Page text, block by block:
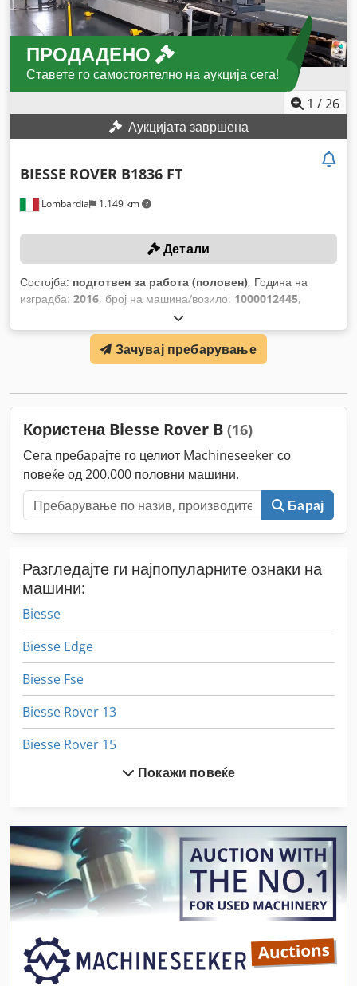
ПРОДАДЕНО
Ставете го самостоятелно на аукција сега!
1 /26
Аукцијата завршена
Lombardia 1.149 km
BIESSE ROVER B1836 FT
Детали
Состојба: подготвен за работа (половен), Година на
изградба: 2016, број на машина/возило: 1000012445,
целосно функционален
движење на Х-оската:3.600 мм, движење по оската Y:1.800
, вкупна тежина:4.000 кг ,
Зачувај пребарување
Користена Biesse Rover B (16)
Сега пребарајте го целиот Machineseeker со
повеќе од 200.000 половни машини.
Барај
Разгледајте ги најпопуларните ознаки на
машини:
Biesse
Biesse Edge
Biesse Fse
Biesse Rover 13
Biesse Rover 15
Biesse Rover 20
Biesse Rover 22
Biesse Rover 23
Biesse Rover 24
Biesse Rover 24 L
Покажи повеќе